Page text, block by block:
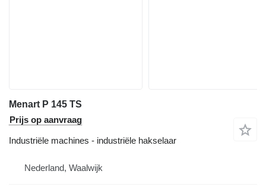
Menart P 145 TS
Prijs op aanvraag
Industriële machines - industriële hakselaar
Nederland, Waalwijk